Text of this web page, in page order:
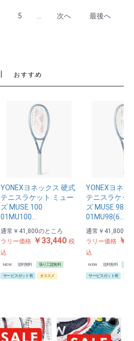
5 次へ 最後へ
おすすめ
YONEXヨネックス 硬式
テニスラケット ミュー
ズ MUSE 100
01MU100…
通常 ￥41,800のところ
ラリー価格 ￥33,440税
込
NEW 送料無料 張り工賃無料
サービスガット有 オススメ
YONEXヨネッ
テニスラケッ
ズ MUSE 98
01MU98(6…
通常 ￥41,800
ラリー価格 ￥
込
NEW 送料無料
サービスガット有